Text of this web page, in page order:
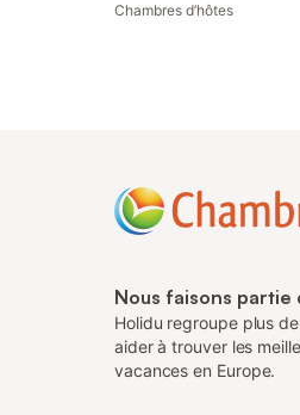
Chambres d’hôtes
Nous faisons partie
Holidu regroupe plus
aider à trouver les
vacances en Europe.